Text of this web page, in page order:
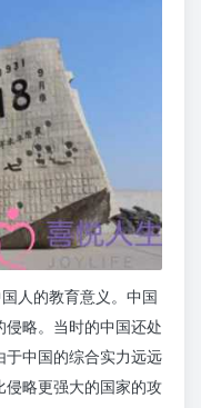
人的教育意义。中国
略。当时的中国还处
于中国的综合实力远远
侵略更强大的国家的攻